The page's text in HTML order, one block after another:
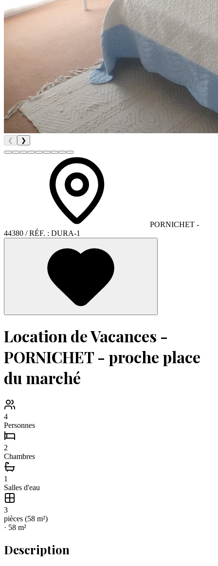
❮ ❯
PORNICHET -
44380 / RÉF. : DURA-1
Location de Vacances -
PORNICHET - proche place
du marché
4
Personnes
2
Chambres
1
Salles d'eau
3
pièces (58 m²)
· 58 m²
Description